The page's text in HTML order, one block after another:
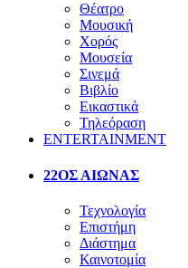
Θέατρο
Μουσική
Χορός
Μουσεία
Σινεμά
Βιβλίο
Εικαστικά
Τηλεόραση
ENTERTAINMENT
22ΟΣ ΑΙΩΝΑΣ
Τεχνολογία
Επιστήμη
Διάστημα
Καινοτομία